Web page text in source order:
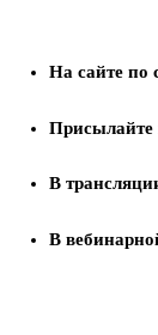
На сайте по
Присылайте
В
В